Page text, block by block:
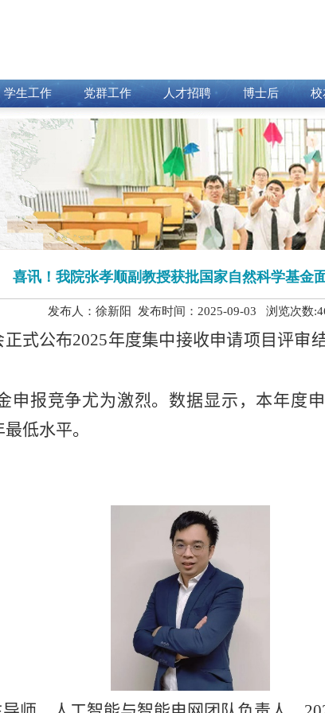
学生工作 党群工作 人才招聘 博士后 校
喜讯！我院张孝顺副教授获批国家自然科学基金
发布人：徐新阳 发布时间：2025-09-03 浏览次数:
式公布2025年度集中接收申请项目评审
申报竞争尤为激烈。数据显示，本年度
低水平。